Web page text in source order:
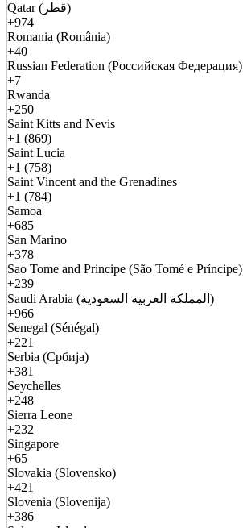
Qatar (قطر)
+974
Romania (România)
+40
Russian Federation (Российская Федерация)
+7
Rwanda
+250
Saint Kitts and Nevis
+1 (869)
Saint Lucia
+1 (758)
Saint Vincent and the Grenadines
+1 (784)
Samoa
+685
San Marino
+378
Sao Tome and Principe (São Tomé e Príncipe)
+239
Saudi Arabia (المملكة العربية السعودية)
+966
Senegal (Sénégal)
+221
Serbia (Србија)
+381
Seychelles
+248
Sierra Leone
+232
Singapore
+65
Slovakia (Slovensko)
+421
Slovenia (Slovenija)
+386